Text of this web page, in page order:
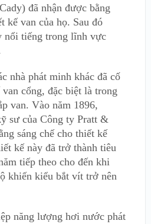
đã nhận được bằng
kế van của họ. Sau đó
nổi tiếng trong lĩnh vực
nhà phát minh khác đã cố
cổng, đặc biệt là trong
van. Vào năm 1896,
sư của Công ty Pratt &
sáng chế cho thiết kế
kế này đã trở thành tiêu
tiếp theo cho đến khi
khiến kiểu bắt vít trở nên
năng lượng hơi nước phát